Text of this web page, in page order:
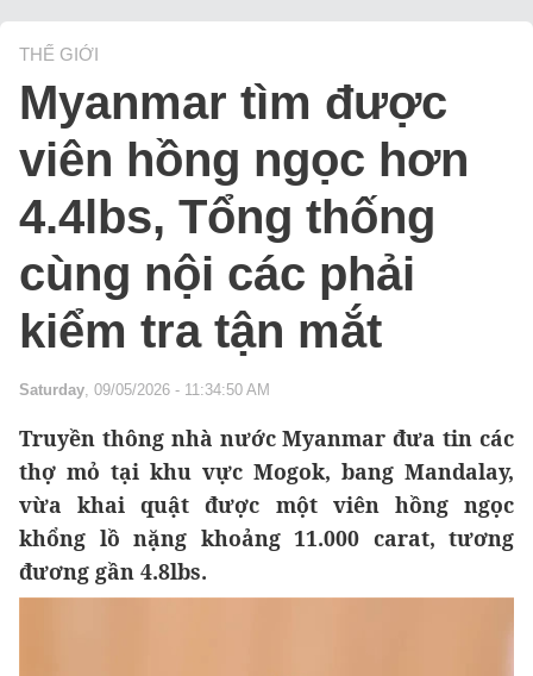
THẾ GIỚI
Myanmar tìm được
viên hồng ngọc hơn
4.4lbs, Tổng thống
cùng nội các phải
kiểm tra tận mắt
Saturday, 09/05/2026 - 11:34:50 AM
Truyền thông nhà nước Myanmar đưa tin các
thợ mỏ tại khu vực Mogok, bang Mandalay,
vừa khai quật được một viên hồng ngọc
khổng lồ nặng khoảng 11.000 carat, tương
đương gần 4.8lbs.